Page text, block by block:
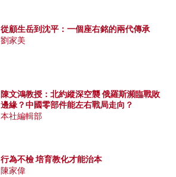
從顧生岳到沈平：一個座右銘的兩代傳承
劉家美
陳文鴻教授：北約縱深空襲 俄羅斯瀕臨戰敗
邊緣？中國零部件能左右戰局走向？
本社編輯部
行為不檢 培育教化才能治本
陳家偉